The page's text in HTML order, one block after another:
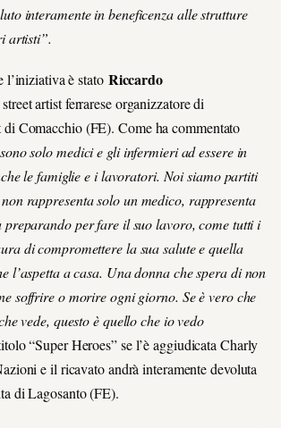
interamente in beneficenza alle strutture
artisti”.
è stato Riccardo
artist ferrarese organizzatore di
Comacchio (FE). Come ha commentato
solo medici e gli infermieri ad essere in
le famiglie e i lavoratori. Noi siamo partiti
rappresenta solo un medico, rappresenta
preparando per fare il suo lavoro, come tutti i
di compromettere la sua salute e quella
l’aspetta a casa. Una donna che spera di non
soffrire o morire ogni giorno. Se è vero che
vede, questo è quello che io vedo
“Super Heroes” se l’è aggiudicata Charly
e il ricavato andrà interamente devoluta
di Lagosanto (FE).